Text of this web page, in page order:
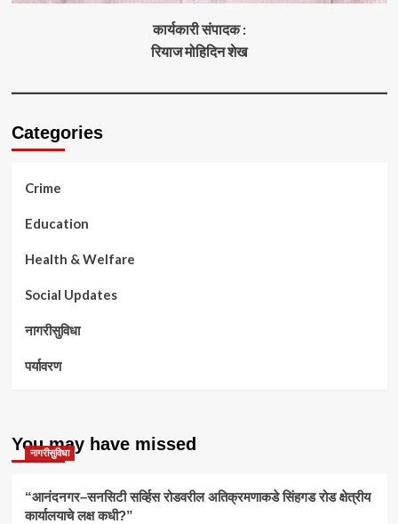
कार्यकारी संपादक :
रियाज मोहिदिन शेख
Categories
Crime
Education
Health & Welfare
Social Updates
नागरीसुविधा
पर्यावरण
You may have missed
नागरीसुविधा
“आनंदनगर–सनसिटी सर्व्हिस रोडवरील अतिक्रमणाकडे सिंहगड रोड क्षेत्रीय
कार्यालयाचे लक्ष कधी?”